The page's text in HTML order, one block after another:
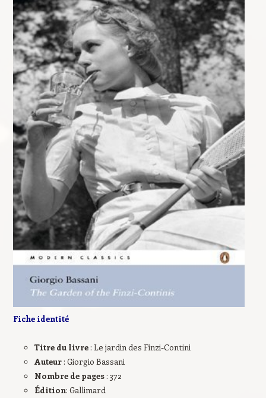
Fiche identité
Titre du livre: Le jardin des Finzi-Contini
Auteur: Giorgio Bassani
Nombre de pages: 372
Édition: Gallimard